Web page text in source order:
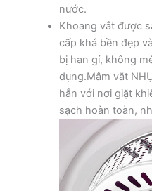
nước.
Khoang vắt được
cấp khá bền đẹp
bị han gỉ, không
dụng.Mâm vắt
hẳn với nơi giặt
sạch hoàn toàn,